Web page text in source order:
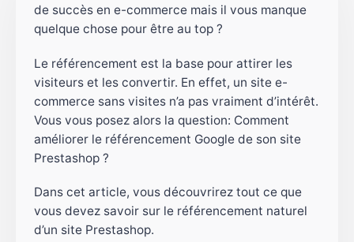
de succès en e-commerce mais il vous manque
quelque chose pour être au top ?
Le référencement est la base pour attirer les
visiteurs et les convertir. En effet, un site e-
commerce sans visites n’a pas vraiment d’intérêt.
Vous vous posez alors la question: Comment
améliorer le référencement Google de son site
Prestashop ?
Dans cet article, vous découvrirez tout ce que
vous devez savoir sur le référencement naturel
d’un site Prestashop.